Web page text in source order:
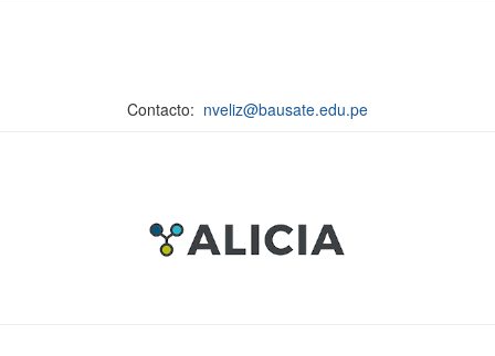
Contacto: nveliz@bausate.edu.pe